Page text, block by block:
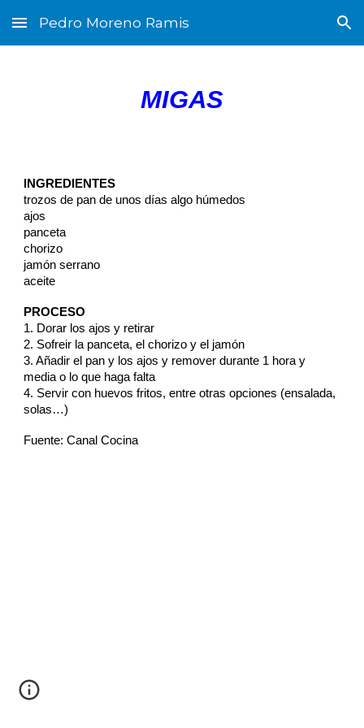
Skip to main content Skip to navigation
Pedro Moreno Ramis
MIGAS
INGREDIENTES
trozos de pan de unos días algo húmedos
ajos
panceta
chorizo
jamón serrano
aceite
PROCESO
1. Dorar los ajos y retirar
2. Sofreir la panceta, el chorizo y el jamón
3. Añadir el pan y los ajos y remover durante 1 hora y
media o lo que haga falta
4. Servir con huevos fritos, entre otras opciones (ensalada,
solas…)
Fuente: Canal Cocina